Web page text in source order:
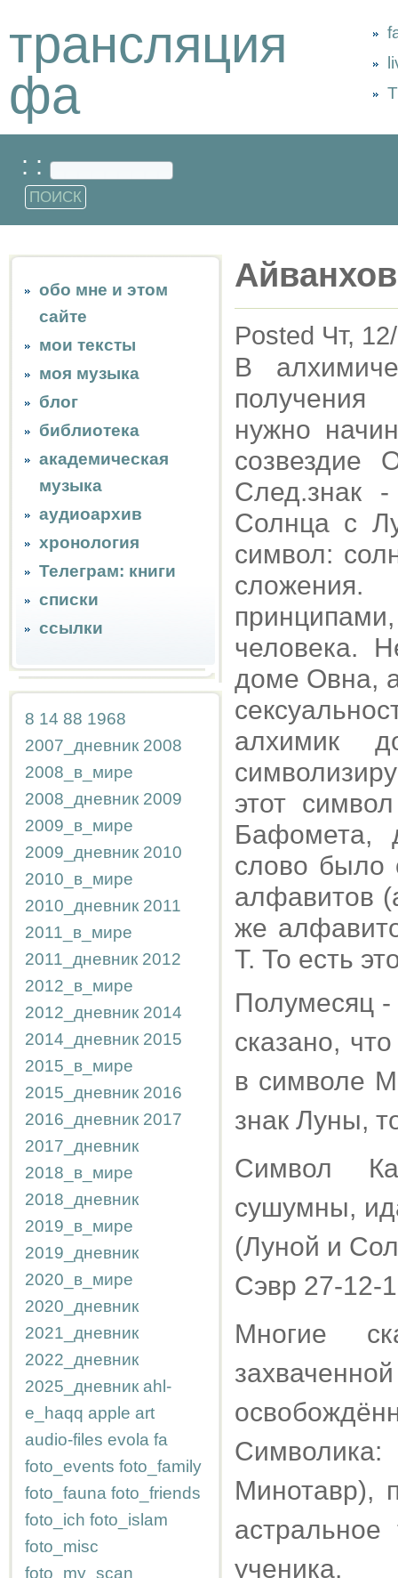
трансляция
фа
: :
обо мне и этом
сайте
мои тексты
моя музыка
блог
библиотека
академическая
музыка
аудиоархив
хронология
Телеграм: книги
списки
ссылки
8 14 88 1968
2007_дневник 2008
2008_в_мире
2008_дневник 2009
2009_в_мире
2009_дневник 2010
2010_в_мире
2010_дневник 2011
2011_в_мире
2011_дневник 2012
2012_в_мире
2012_дневник 2014
2014_дневник 2015
2015_в_мире
2015_дневник 2016
2016_дневник 2017
2017_дневник
2018_в_мире
2018_дневник
2019_в_мире
2019_дневник
2020_в_мире
2020_дневник
2021_дневник
2022_дневник
2025_дневник ahl-
e_haqq apple art
audio-files evola fa
foto_events foto_family
foto_fauna foto_friends
foto_ich foto_islam
foto_misc
foto_my_scan
Posted Чт,
В
нужно
созвездие
След.знак
Солнца с
символ:
человека.
доме Овна,
алхимик
этот
Бафомета,
слово было
алфавитов
же
Т. То есть
Полумесяц -
сказано,
в символе
знак Луны,
Символ
сушумны,
(Луной и
Сэвр 27-12-
Многие
Минотавр),
ученика.